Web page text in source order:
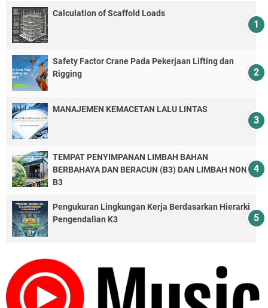
Calculation of Scaffold Loads
Safety Factor Crane Pada Pekerjaan Lifting dan
Rigging
MANAJEMEN KEMACETAN LALU LINTAS
TEMPAT PENYIMPANAN LIMBAH BAHAN
BERBAHAYA DAN BERACUN (B3) DAN LIMBAH NON-
B3
Pengukuran Lingkungan Kerja Berdasarkan Hierarki
Pengendalian K3